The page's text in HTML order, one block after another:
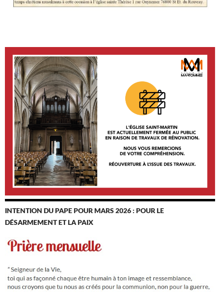
INTENTION DU PAPE POUR MARS 2026 : POUR LE
DÉSARMEMENT ET LA PAIX